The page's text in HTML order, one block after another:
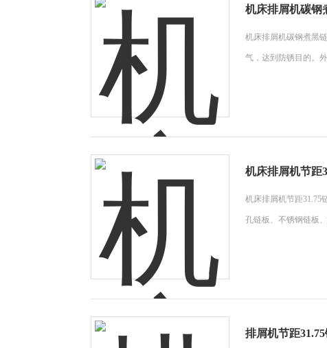
机床排屑机碳钢
机床排屑机碳钢煮黑
气，达到防锈目的。
机床排屑机节距
机床排屑机节距31.75
孔链板、不锈钢链板
排屑机节距